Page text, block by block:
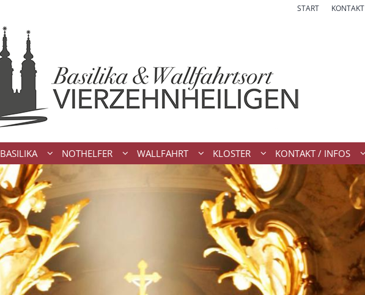
START KONTAKT
BASILIKA NOTHELFER WALLFAHRT KLOSTER KONTAKT / INFOS